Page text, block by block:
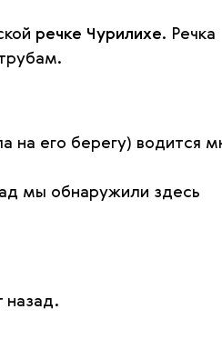
речке Чурилихе. Речка
на его берегу) водится
мы обнаружили здесь
назад.